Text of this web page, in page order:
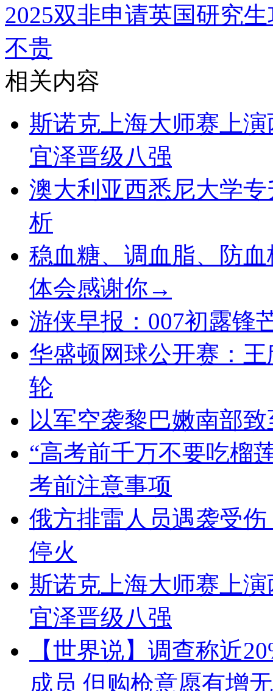
2025双非申请英国研究
不贵
相关内容
斯诺克上海大师赛上
宜泽晋级八强
澳大利亚西悉尼大学
析
稳血糖、调血脂、防
体会感谢你→
游侠早报：007初露锋
华盛顿网球公开赛：
轮
以军空袭黎巴嫩南部
“高考前千万不要吃榴
考前注意事项
俄方排雷人员遇袭受
停火
斯诺克上海大师赛上
宜泽晋级八强
【世界说】调查称近
成员 但购枪意愿有增